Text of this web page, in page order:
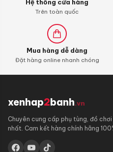
Hệ thống cửa hàng
Trên toàn quốc
Mua hàng dễ dàng
Đặt hàng online nhanh chóng
xenhap2banh.vn
Chuyên cung cấp phụ tùng, đồ
nhất. Cam kết hàng chính hãng